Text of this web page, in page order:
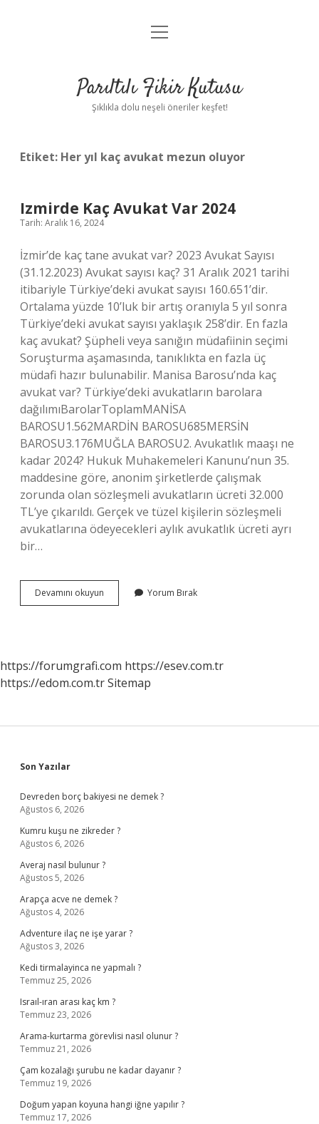
Anasayfa
Yasal Uyarı
menüyü
Parıltılı Fikir Kutusu
Şıklıkla dolu neşeli öneriler keşfet!
Etiket: Her yıl kaç avukat mezun oluyor
Izmirde Kaç Avukat Var 2024
Tarih: Aralık 16, 2024
İzmir’de kaç tane avukat var? 2023 Avukat Sayısı
(31.12.2023) Avukat sayısı kaç? 31 Aralık 2021 tarihi
itibariyle Türkiye’deki avukat sayısı 160.651’dir.
Ortalama yüzde 10’luk bir artış oranıyla 5 yıl sonra
Türkiye’deki avukat sayısı yaklaşık 258’dir. En fazla
kaç avukat? Şüpheli veya sanığın müdafiinin seçimi
Soruşturma aşamasında, tanıklıkta en fazla üç
müdafi hazır bulunabilir. Manisa Barosu’nda kaç
avukat var? Türkiye’deki avukatların barolara
dağılımıBarolarToplamMANİSA
BAROSU1.562MARDİN BAROSU685MERSİN
BAROSU3.176MUĞLA BAROSU2. Avukatlık maaşı ne
kadar 2024? Hukuk Muhakemeleri Kanunu’nun 35.
maddesine göre, anonim şirketlerde çalışmak
zorunda olan sözleşmeli avukatların ücreti 32.000
TL’ye çıkarıldı. Gerçek ve tüzel kişilerin sözleşmeli
avukatlarına ödeyecekleri aylık avukatlık ücreti ayrı
bir…
Devamını okuyun
Kaç
Yorum Bırak
https://forumgrafi.com https://esev.com.tr
https://edom.com.trSitemap
Sidebar
Son Yazılar
Devreden borç bakiyesi ne demek ?
Ağustos 6, 2026
Kumru kuşu ne zikreder ?
Ağustos 6, 2026
Averaj nasıl bulunur ?
Ağustos 5, 2026
Arapça acve ne demek ?
Ağustos 4, 2026
Adventure ilaç ne işe yarar ?
Ağustos 3, 2026
Kedi tirmalayinca ne yapmalı ?
Temmuz 25, 2026
Israıl-ıran arası kaç km ?
Temmuz 23, 2026
Arama-kurtarma görevlisi nasıl olunur ?
Temmuz 21, 2026
Çam kozalağı şurubu ne kadar dayanır ?
Temmuz 19, 2026
Doğum yapan koyuna hangi iğne yapılır ?
Temmuz 17, 2026